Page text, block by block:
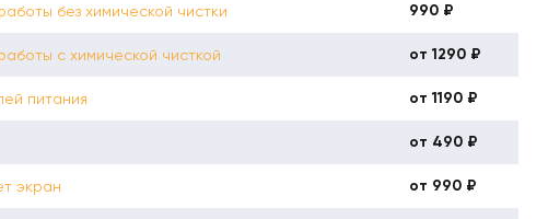
без химической чистки 990 ₽
с химической чисткой от 1290 ₽
питания от 1190 ₽
от 490 ₽
экран от 990 ₽